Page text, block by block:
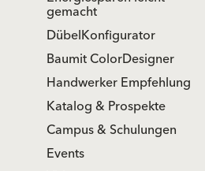
gemacht
DübelKonfigurator
Baumit ColorDesigner
Handwerker Empfehlung
Katalog & Prospekte
Campus & Schulungen
Events